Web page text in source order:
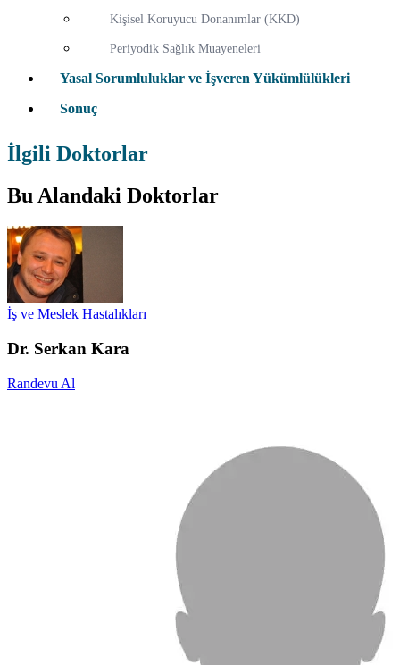
Kişisel Koruyucu Donanımlar (KKD)
Periyodik Sağlık Muayeneleri
Yasal Sorumluluklar ve İşveren Yükümlülükleri
Sonuç
İlgili Doktorlar
Bu Alandaki Doktorlar
İş ve Meslek Hastalıkları
Dr. Serkan Kara
Randevu Al